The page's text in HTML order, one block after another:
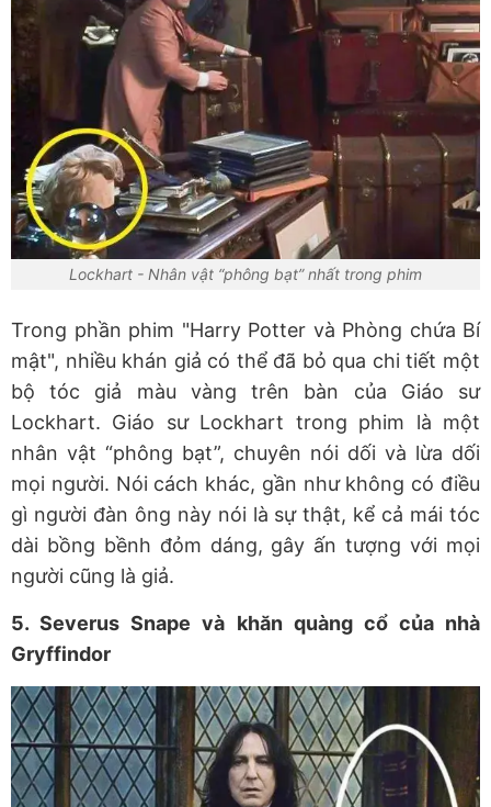
Lockhart - Nhân vật “phông bạt” nhất trong phim
Trong phần phim "Harry Potter và Phòng chứa Bí
mật", nhiều khán giả có thể đã bỏ qua chi tiết một
bộ tóc giả màu vàng trên bàn của Giáo sư
Lockhart. Giáo sư Lockhart trong phim là một
nhân vật “phông bạt”, chuyên nói dối và lừa dối
mọi người. Nói cách khác, gần như không có điều
gì người đàn ông này nói là sự thật, kể cả mái tóc
dài bồng bềnh đỏm dáng, gây ấn tượng với mọi
người cũng là giả.
5. Severus Snape và khăn quàng cổ của nhà
Gryffindor